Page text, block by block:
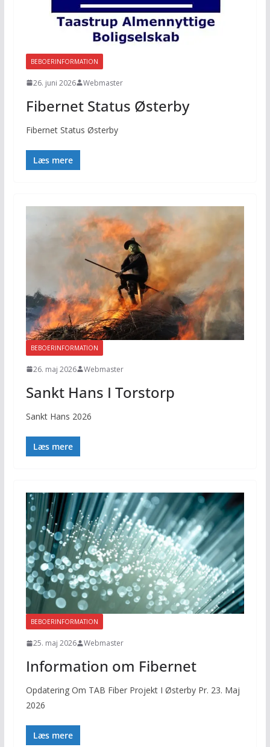
BEBOERINFORMATION
26. juni 2026 Webmaster
Fibernet Status Østerby
Fibernet Status Østerby
Læs mere
BEBOERINFORMATION
26. maj 2026 Webmaster
Sankt Hans I Torstorp
Sankt Hans 2026
Læs mere
BEBOERINFORMATION
25. maj 2026 Webmaster
Information om Fibernet
Opdatering Om TAB Fiber Projekt I Østerby Pr. 23. Maj
2026
Læs mere